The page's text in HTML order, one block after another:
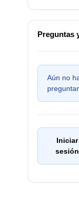
Preguntas
Aún no
Iniciar
sesión